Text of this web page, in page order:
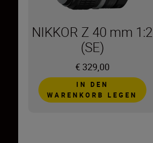
NIKKOR Z 40 mm 1:2
(SE)
€ 329,00
IN DEN
WARENKORB LEGEN